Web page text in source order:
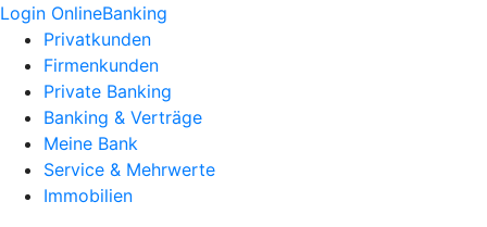
Login OnlineBanking
Privatkunden
Firmenkunden
Private Banking
Banking & Verträge
Meine Bank
Service & Mehrwerte
Immobilien